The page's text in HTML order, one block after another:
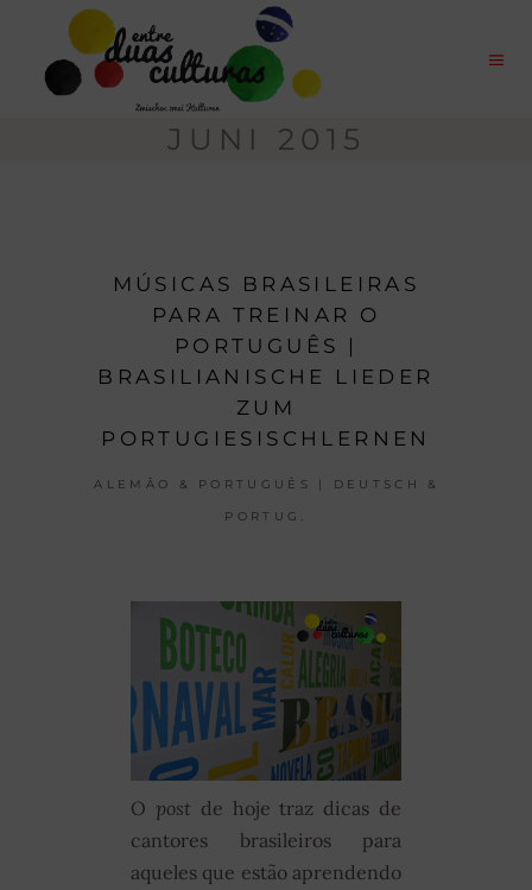
JUNI 2015
MÚSICAS BRASILEIRAS
PARA TREINAR O
PORTUGUÊS |
BRASILIANISCHE LIEDER
ZUM
PORTUGIESISCHLERNEN
ALEMÃO & PORTUGUÊS | DEUTSCH &
PORTUG.
O post de hoje traz dicas de
cantores brasileiros para
aqueles que estão aprendendo